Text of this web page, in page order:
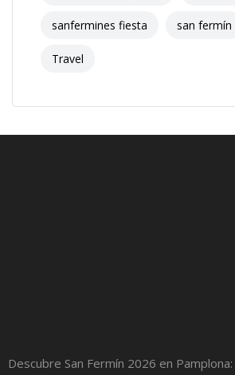
sanfermines fiesta san fermín
Travel
Descubre San Fermín 2026 en